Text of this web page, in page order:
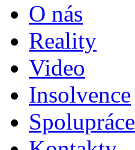
O nás
Reality
Video
Insolvence
Spolupráce